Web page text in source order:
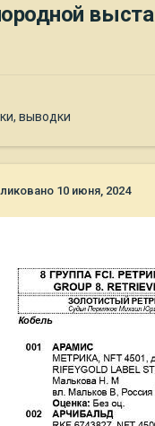
выводки
10 июня, 2024